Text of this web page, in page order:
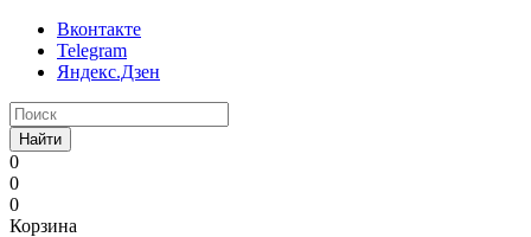
Вконтакте
Telegram
Яндекс.Дзен
Найти
0
0
0
Корзина